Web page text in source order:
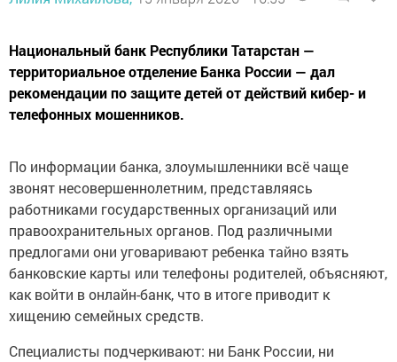
Национальный банк Республики Татарстан —
территориальное отделение Банка России — дал
рекомендации по защите детей от действий кибер- и
телефонных мошенников.
По информации банка, злоумышленники всё чаще
звонят несовершеннолетним, представляясь
работниками государственных организаций или
правоохранительных органов. Под различными
предлогами они уговаривают ребенка тайно взять
банковские карты или телефоны родителей, объясняют,
как войти в онлайн-банк, что в итоге приводит к
хищению семейных средств.
Специалисты подчеркивают: ни Банк России, ни